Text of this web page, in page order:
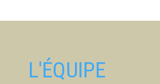
L'ÉQUIPE